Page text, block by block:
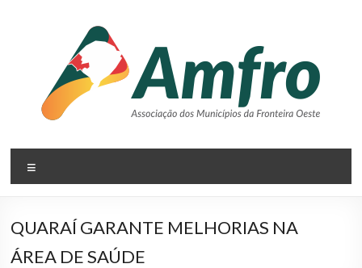
AMFRO
–
Associação
dos
QUARAÍ GARANTE MELHORIAS NA
ÁREA DE SAÚDE